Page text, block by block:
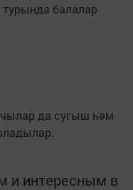
балалар
да сугыш һәм
и интересным в